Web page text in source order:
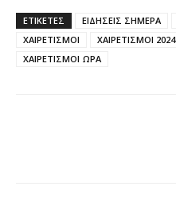
ΕΤΙΚΈΤΕΣ ΕΙΔΗΣΕΙΣ ΣΗΜΕΡΑ
ΧΑΙΡΕΤΙΣΜΟΙ
ΧΑΙΡΕΤΙΣΜΟΙ 2024
ΧΑΙΡΕΤΙΣΜΟΙ ΩΡΑ